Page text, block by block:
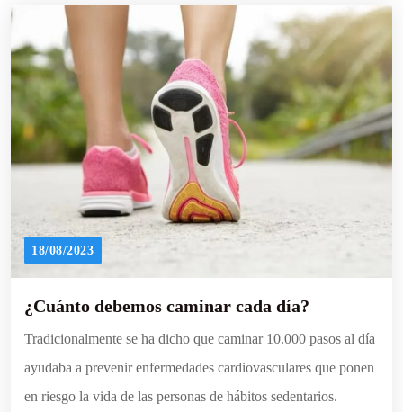
18/08/2023
¿Cuánto debemos caminar cada día?
Tradicionalmente se ha dicho que caminar 10.000 pasos al día
ayudaba a prevenir enfermedades cardiovasculares que ponen
en riesgo la vida de las personas de hábitos sedentarios.